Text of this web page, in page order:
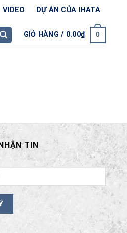
VIDEO DỰ ÁN CỦA IHATA
GIỎ HÀNG / 0.00₫ 0
TIN